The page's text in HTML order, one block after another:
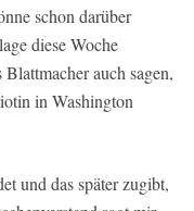
schon darüber
diese Woche
auch sagen,
in Washington
und das später zugibt,